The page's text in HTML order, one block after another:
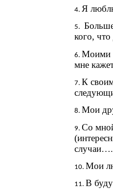
Я
кого, что
Моими
мне
К
Мои
Со
случаи….
Мои
В